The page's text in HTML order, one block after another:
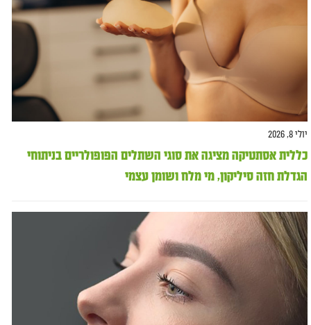
יולי 8, 2026
כללית אסתטיקה מציגה את סוגי השתלים הפופולריים בניתוחי
הגדלת חזה סיליקון, מי מלח ושומן עצמי